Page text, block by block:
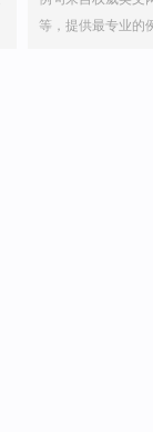
等，提供最专业的